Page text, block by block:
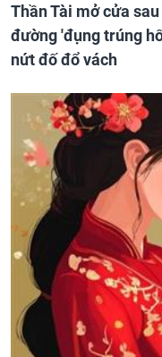
Thần Tài mở cửa
đường 'đụng trúng
nứt đố đổ vách